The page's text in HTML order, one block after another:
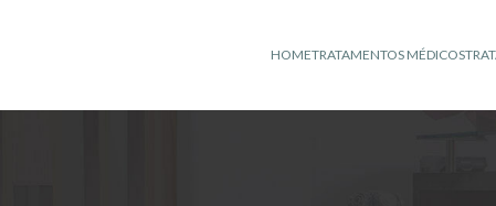
HOMETRATAMENTOS MÉDICOS